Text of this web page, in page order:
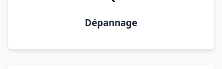
Dépannage